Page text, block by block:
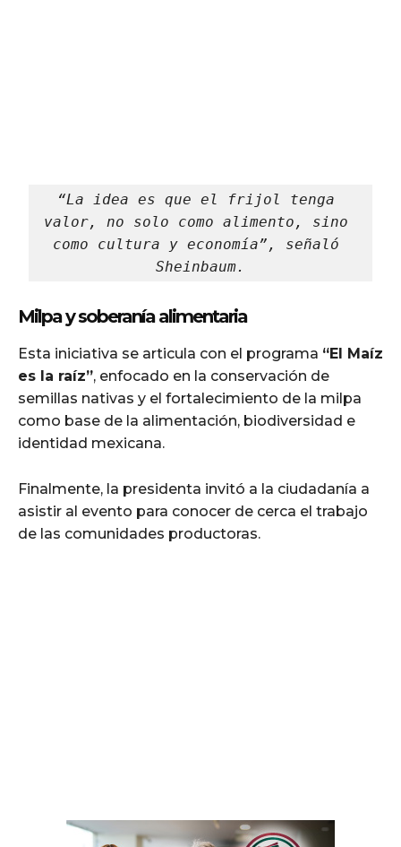
“La idea es que el frijol tenga
valor, no solo como alimento, sino
como cultura y economía”, señaló
Sheinbaum.
Milpa y soberanía alimentaria
Esta iniciativa se articula con el programa “El Maíz
es la raíz”, enfocado en la conservación de
semillas nativas y el fortalecimiento de la milpa
como base de la alimentación, biodiversidad e
identidad mexicana.
Finalmente, la presidenta invitó a la ciudadanía a
asistir al evento para conocer de cerca el trabajo
de las comunidades productoras.